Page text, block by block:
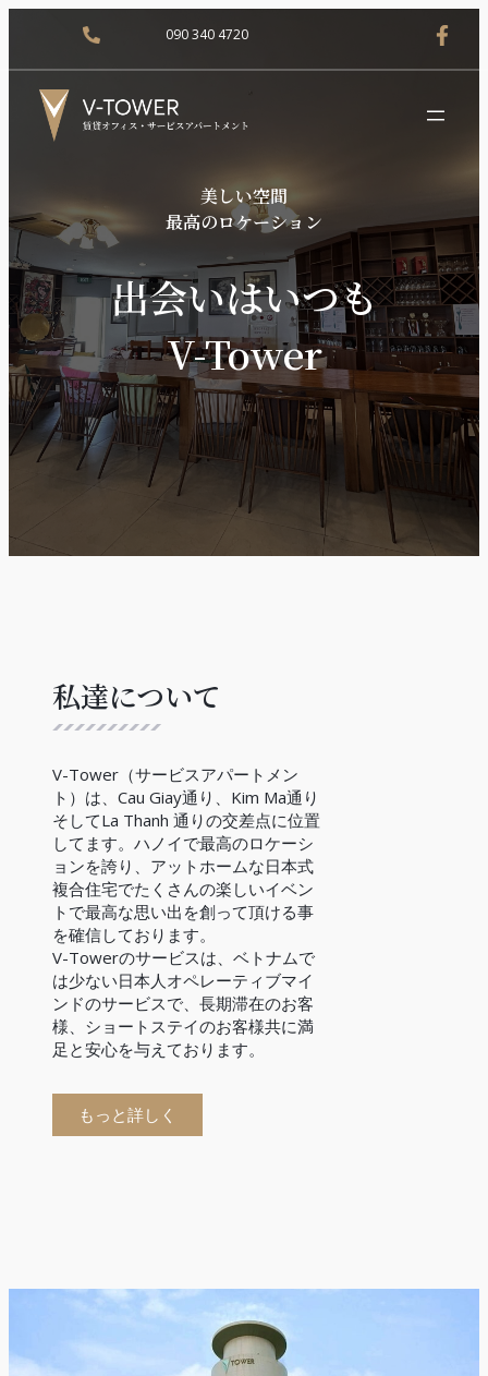
090 340 4720
美しい空間
最高のロケーション
出会いはいつも
V-Tower
私達について
V-Tower（サービスアパートメン
ト）は、Cau Giay通り、Kim Ma通り
そしてLa Thanh 通りの交差点に位置
してます。ハノイで最高のロケーシ
ョンを誇り、アットホームな日本式
複合住宅でたくさんの楽しいイベン
トで最高な思い出を創って頂ける事
を確信しております。
V-Towerのサービスは、ベトナムで
は少ない日本人オペレーティブマイ
ンドのサービスで、長期滞在のお客
様、ショートステイのお客様共に満
足と安心を与えております。
もっと詳しく